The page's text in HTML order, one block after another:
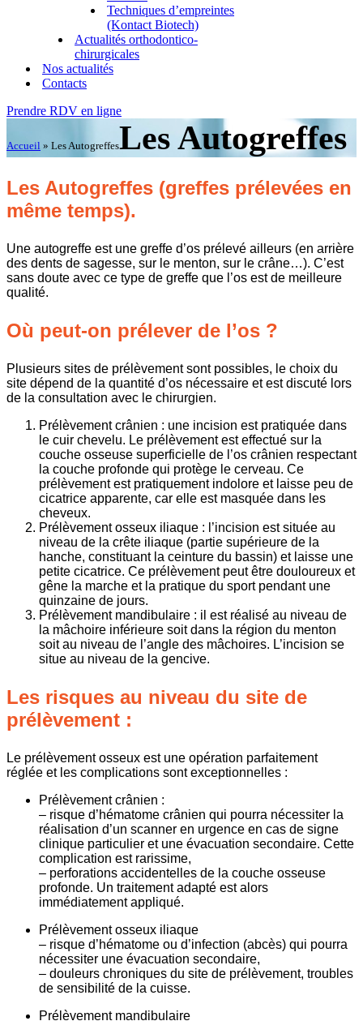
Techniques d’empreintes
(Kontact Biotech)
Actualités orthodontico-
chirurgicales
Nos actualités
Contacts
Prendre RDV en ligne
Accueil » Les AutogreffesLes Autogreffes
Les Autogreffes (greffes prélevées en
même temps).
Une autogreffe est une greffe d’os prélevé ailleurs (en arrière
des dents de sagesse, sur le menton, sur le crâne…). C’est
sans doute avec ce type de greffe que l’os est de meilleure
qualité.
Où peut-on prélever de l’os ?
Plusieurs sites de prélèvement sont possibles, le choix du
site dépend de la quantité d’os nécessaire et est discuté lors
de la consultation avec le chirurgien.
Prélèvement crânien : une incision est pratiquée dans
le cuir chevelu. Le prélèvement est effectué sur la
couche osseuse superficielle de l’os crânien respectant
la couche profonde qui protège le cerveau. Ce
prélèvement est pratiquement indolore et laisse peu de
cicatrice apparente, car elle est masquée dans les
cheveux.
Prélèvement osseux iliaque : l’incision est située au
niveau de la crête iliaque (partie supérieure de la
hanche, constituant la ceinture du bassin) et laisse une
petite cicatrice. Ce prélèvement peut être douloureux et
gêne la marche et la pratique du sport pendant une
quinzaine de jours.
Prélèvement mandibulaire : il est réalisé au niveau de
la mâchoire inférieure soit dans la région du menton
soit au niveau de l’angle des mâchoires. L’incision se
situe au niveau de la gencive.
Les risques au niveau du site de
prélèvement :
Le prélèvement osseux est une opération parfaitement
réglée et les complications sont exceptionnelles :
Prélèvement crânien :
– risque d’hématome crânien qui pourra nécessiter la
réalisation d’un scanner en urgence en cas de signe
clinique particulier et une évacuation secondaire. Cette
complication est rarissime,
– perforations accidentelles de la couche osseuse
profonde. Un traitement adapté est alors
immédiatement appliqué.
Prélèvement osseux iliaque
– risque d’hématome ou d’infection (abcès) qui pourra
nécessiter une évacuation secondaire,
– douleurs chroniques du site de prélèvement, troubles
de sensibilité de la cuisse.
Prélèvement mandibulaire